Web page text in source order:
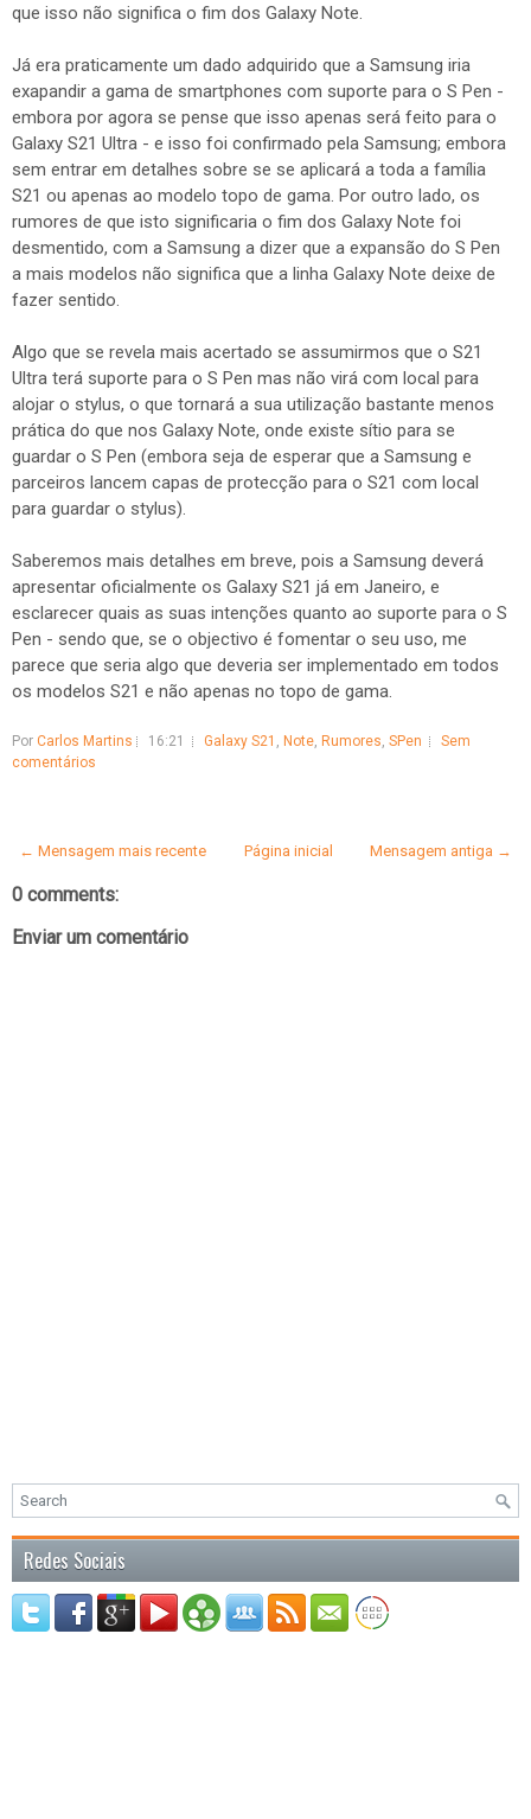
que isso não significa o fim dos Galaxy Note.
Já era praticamente um dado adquirido que a Samsung iria
exapandir a gama de smartphones com suporte para o S Pen -
embora por agora se pense que isso apenas será feito para o
Galaxy S21 Ultra - e isso foi confirmado pela Samsung; embora
sem entrar em detalhes sobre se se aplicará a toda a família
S21 ou apenas ao modelo topo de gama. Por outro lado, os
rumores de que isto significaria o fim dos Galaxy Note foi
desmentido, com a Samsung a dizer que a expansão do S Pen
a mais modelos não significa que a linha Galaxy Note deixe de
fazer sentido.
Algo que se revela mais acertado se assumirmos que o S21
Ultra terá suporte para o S Pen mas não virá com local para
alojar o stylus, o que tornará a sua utilização bastante menos
prática do que nos Galaxy Note, onde existe sítio para se
guardar o S Pen (embora seja de esperar que a Samsung e
parceiros lancem capas de protecção para o S21 com local
para guardar o stylus).
Saberemos mais detalhes em breve, pois a Samsung deverá
apresentar oficialmente os Galaxy S21 já em Janeiro, e
esclarecer quais as suas intenções quanto ao suporte para o S
Pen - sendo que, se o objectivo é fomentar o seu uso, me
parece que seria algo que deveria ser implementado em todos
os modelos S21 e não apenas no topo de gama.
Por Carlos Martins 16:21 Galaxy S21 Note Rumores SPen
Sem
comentários
← Mensagem mais recente Mensagem antiga →
Página inicial
0 comments:
Enviar um comentário
Redes Sociais